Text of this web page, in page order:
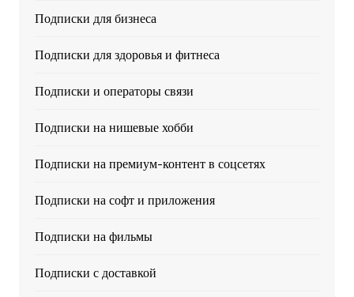
Подписки для бизнеса
Подписки для здоровья и фитнеса
Подписки и операторы связи
Подписки на нишевые хобби
Подписки на премиум-контент в соцсетях
Подписки на софт и приложения
Подписки на фильмы
Подписки с доставкой